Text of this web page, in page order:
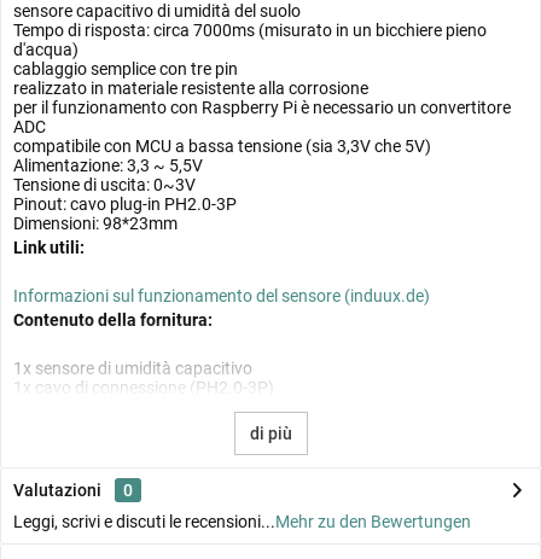
sensore capacitivo di umidità del suolo
Tempo di risposta: circa 7000ms (misurato in un bicchiere pieno
d'acqua)
cablaggio semplice con tre pin
realizzato in materiale resistente alla corrosione
per il funzionamento con Raspberry Pi è necessario un convertitore
ADC
compatibile con MCU a bassa tensione (sia 3,3V che 5V)
Alimentazione: 3,3 ~ 5,5V
Tensione di uscita: 0~3V
Pinout: cavo plug-in PH2.0-3P
Dimensioni: 98*23mm
Link utili:
Informazioni sul funzionamento del sensore (induux.de)
Contenuto della fornitura:
1x sensore di umidità capacitivo
1x cavo di connessione (PH2.0-3P)
di più
Valutazioni
0
Leggi, scrivi e discuti le recensioni...Mehr zu den Bewertungen